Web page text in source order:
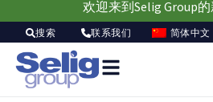
欢迎来到Selig Group
搜索 联系我们 简体中文